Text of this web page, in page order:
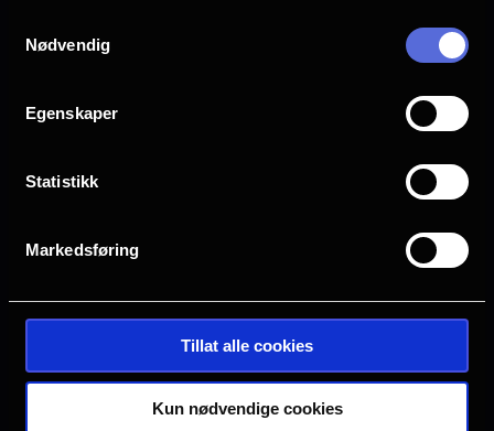
Nødvendig
Egenskaper
Statistikk
Markedsføring
Tillat alle cookies
Kun nødvendige cookies
Kinostalgi | The Ring | 31. oktober
Se The Ring på kino igjen